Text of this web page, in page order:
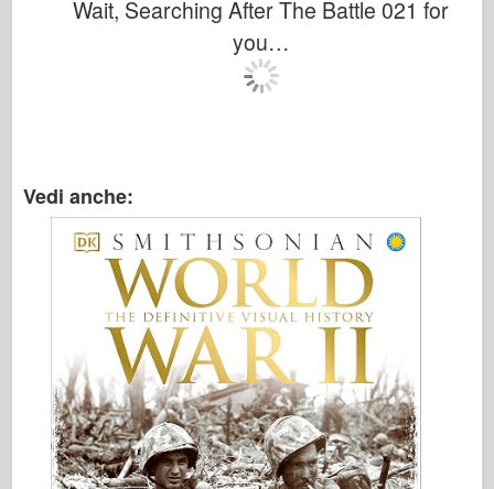
Wait, Searching After The Battle 021 for
you…
Vedi anche: